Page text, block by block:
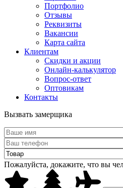
Портфолио
Отзывы
Реквизиты
Вакансии
Карта сайта
Клиентам
Скидки и акции
Онлайн-калькулятор
Вопрос-ответ
Оптовикам
Контакты
Вызвать замерщика
Пожалуйста, докажите, что вы